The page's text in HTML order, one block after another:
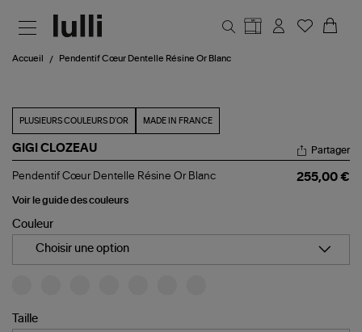
Accueil Pendentif Cœur Dentelle Résine Or Blanc
PLUSIEURS COULEURS D'OR MADE IN FRANCE
GIGI CLOZEAU
Pendentif
Dentelle
Or
Blanc
Partager
Pendentif Cœur Dentelle Résine Or Blanc 255,00 €
Voir le guide des couleurs
Couleur
Choisir une option
Taille